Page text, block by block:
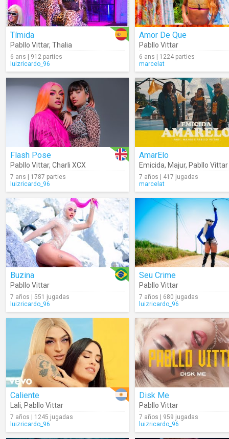
Tímida
Pabllo Vittar, Thalia
6 ans | 912 parties
luizricardo_96
Amor De Que
Pabllo Vittar
6 ans | 1224 parties
marcelat
Flash Pose
Pabllo Vittar, Charli XCX
7 ans | 1787 parties
luizricardo_96
AmarElo
Emicida, Majur, Pabllo Vittar
7 años | 417 jugadas
marcelat
Buzina
Pabllo Vittar
7 años | 551 jugadas
luizricardo_96
Seu Crime
Pabllo Vittar
7 años | 680 jugadas
luizricardo_96
Caliente
Lali, Pabllo Vittar
7 años | 1245 jugadas
luizricardo_96
Disk Me
Pabllo Vittar
7 años | 959 jugadas
luizricardo_96